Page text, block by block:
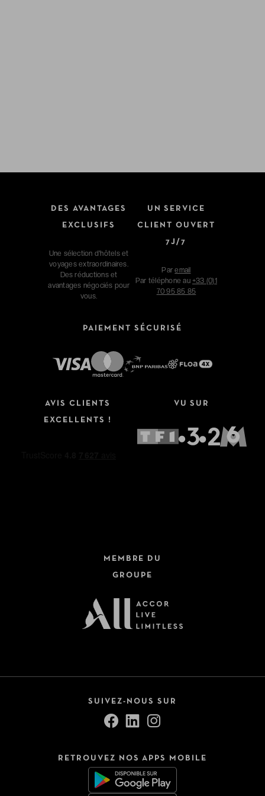
DES AVANTAGES
EXCLUSIFS
Une sélection d'hôtels et
voyages extraordinaires.
Des réductions et
avantages négociés pour
vous.
UN SERVICE
CLIENT OUVERT
7J/7
Paremail
Par téléphone au +33 (0)1
70 95 85 85
PAIEMENT SÉCURISÉ
AVIS CLIENTS
EXCELLENTS !
VU SUR
MEMBRE DU
GROUPE
SUIVEZ-NOUS SUR
RETROUVEZ NOS APPS MOBILE